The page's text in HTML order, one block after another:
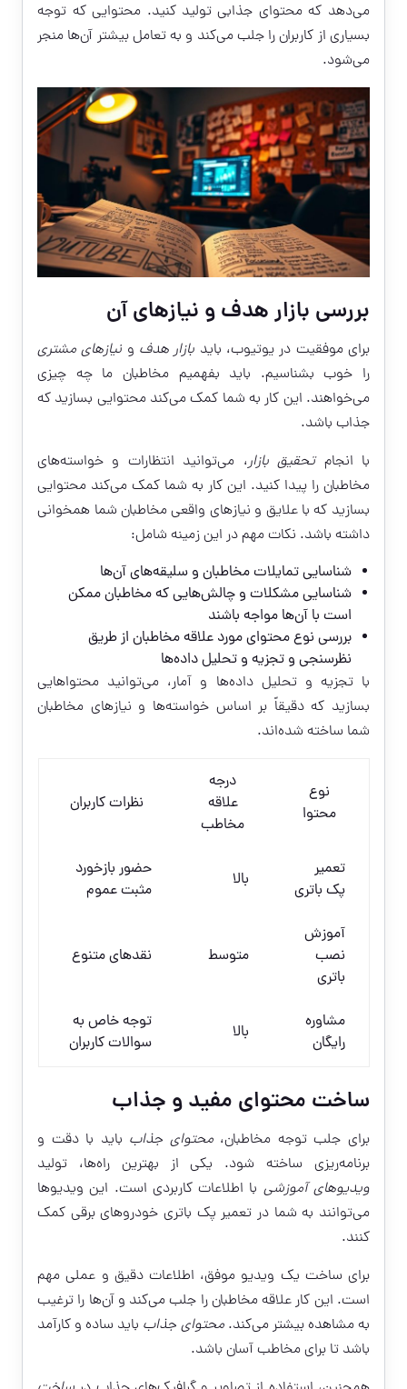
می‌دهد که محتوای جذابی تولید کنید. محتوایی که توجه
بسیاری از کاربران را جلب می‌کند و به تعامل بیشتر آن‌ها منجر
می‌شود.
بررسی بازار هدف و نیازهای آن
برای موفقیت در یوتیوب، باید بازار هدف و نیازهای مشتری
را خوب بشناسیم. باید بفهمیم مخاطبان ما چه چیزی
می‌خواهند. این کار به شما کمک می‌کند محتوایی بسازید که
جذاب باشد.
با انجامتحقیق بازار، می‌توانید انتظارات و خواسته‌های
مخاطبان را پیدا کنید. این کار به شما کمک می‌کند محتوایی
بسازید که با علایق و نیازهای واقعی مخاطبان شما همخوانی
داشته باشد. نکات مهم در این زمینه شامل:
شناسایی تمایلات مخاطبان و سلیقه‌های آن‌ها
شناسایی مشکلات و چالش‌هایی که مخاطبان ممکن
است با آن‌ها مواجه باشند
بررسی نوع محتوای مورد علاقه مخاطبان از طریق
نظرسنجی و تجزیه و تحلیل داده‌ها
با تجزیه و تحلیل داده‌ها و آمار، می‌توانید محتواهایی
بسازید که دقیقاً بر اساس خواسته‌ها و نیازهای مخاطبان
شما ساخته شده‌اند.
نوع
محتوا
درجه
علاقه
مخاطب
نظرات کاربران
تعمیر
پک باتری
بالا
حضور بازخورد
مثبت عموم
آموزش
نصب
باتری
متوسط نقدهای متنوع
مشاوره
رایگان
بالا
توجه خاص به
سوالات کاربران
ساخت محتوای مفید و جذاب
برای جلب توجه مخاطبان،محتوای جذاب باید با دقت و
برنامه‌ریزی ساخته شود. یکی از بهترین راه‌ها، تولید
ویدیوهای آموزشی با اطلاعات کاربردی است. این ویدیوها
می‌توانند به شما در تعمیر پک باتری خودروهای برقی کمک
کنند.
برای ساخت یک ویدیو موفق، اطلاعات دقیق و عملی مهم
است. این کار علاقه مخاطبان را جلب می‌کند و آن‌ها را ترغیب
به مشاهده بیشتر می‌کند.محتوای جذاب باید ساده و کارآمد
باشد تا برای مخاطب آسان باشد.